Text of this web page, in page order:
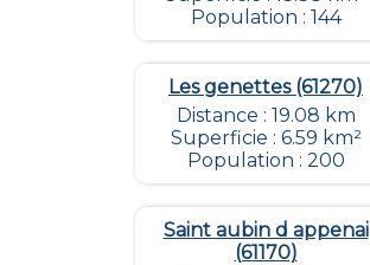
Population : 144
Les genettes (61270)
Distance : 19.08 km
Superficie : 6.59 km²
Population : 200
Saint aubin d appenai
(61170)